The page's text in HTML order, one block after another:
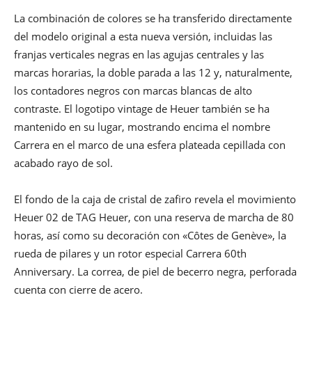
La combinación de colores se ha transferido directamente
del modelo original a esta nueva versión, incluidas las
franjas verticales negras en las agujas centrales y las
marcas horarias, la doble parada a las 12 y, naturalmente,
los contadores negros con marcas blancas de alto
contraste. El logotipo vintage de Heuer también se ha
mantenido en su lugar, mostrando encima el nombre
Carrera en el marco de una esfera plateada cepillada con
acabado rayo de sol.
El fondo de la caja de cristal de zafiro revela el movimiento
Heuer 02 de TAG Heuer, con una reserva de marcha de 80
horas, así como su decoración con «Côtes de Genève», la
rueda de pilares y un rotor especial Carrera 60th
Anniversary. La correa, de piel de becerro negra, perforada
cuenta con cierre de acero.